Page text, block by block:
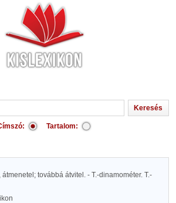
Tartalom:
továbbá átvitel. - T.-dinamométer. T.-